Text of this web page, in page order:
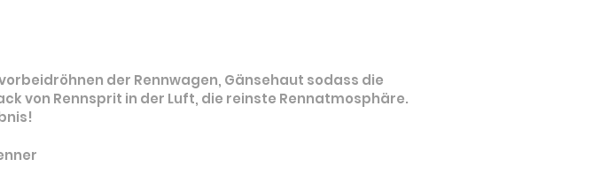
der Rennwagen, Gänsehaut sodass die
von Rennsprit in der Luft, die reinste Rennatmosphäre.